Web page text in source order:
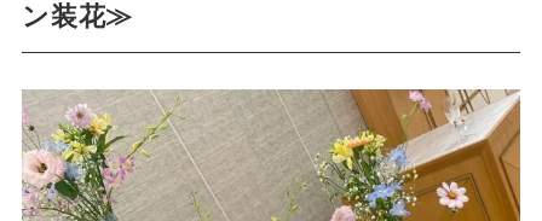
ン装花≫